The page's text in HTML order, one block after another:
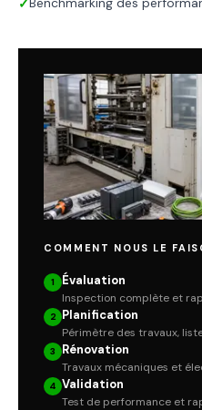
✓
COMMENT NOUS LE
1 Évaluation
Inspection complète et
2 Planification
Périmètre des travaux,
3 Rénovation
Travaux mécaniques et
4 Validation
Test de performance et